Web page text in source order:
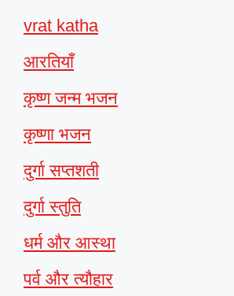
vrat katha
आरतियाँ
कृष्ण जन्म भजन
कृष्णा भजन
दुर्गा सप्तशती
दुर्गा स्तुति
धर्म और आस्था
पर्व और त्यौहार